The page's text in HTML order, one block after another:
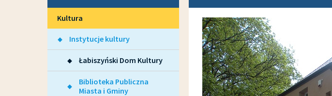
Kultura
Instytucje kultury
Łabiszyński Dom Kultury
Biblioteka Publiczna
Miasta i Gminy